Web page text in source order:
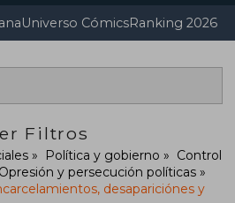
Universo CómicsRanking 2026
Filtros
Política y gobierno
Control
Opresión y persecución políticas
desapariciónes y